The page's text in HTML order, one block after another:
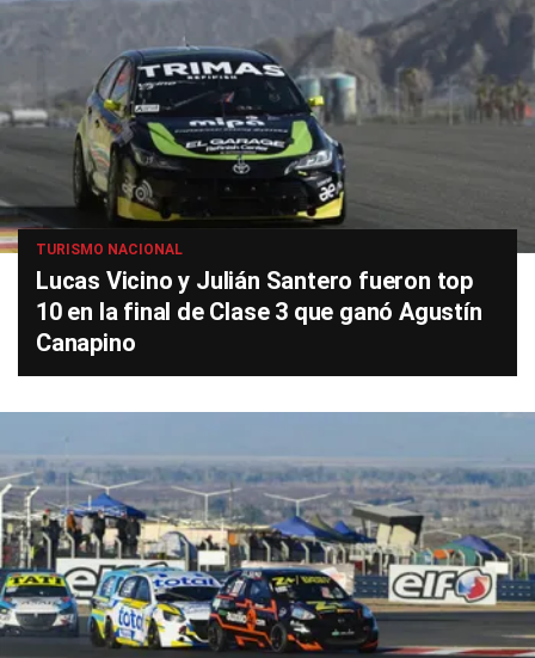
TURISMO NACIONAL
Lucas Vicino y Julián Santero fueron top
10 en la final de Clase 3 que ganó Agustín
Canapino